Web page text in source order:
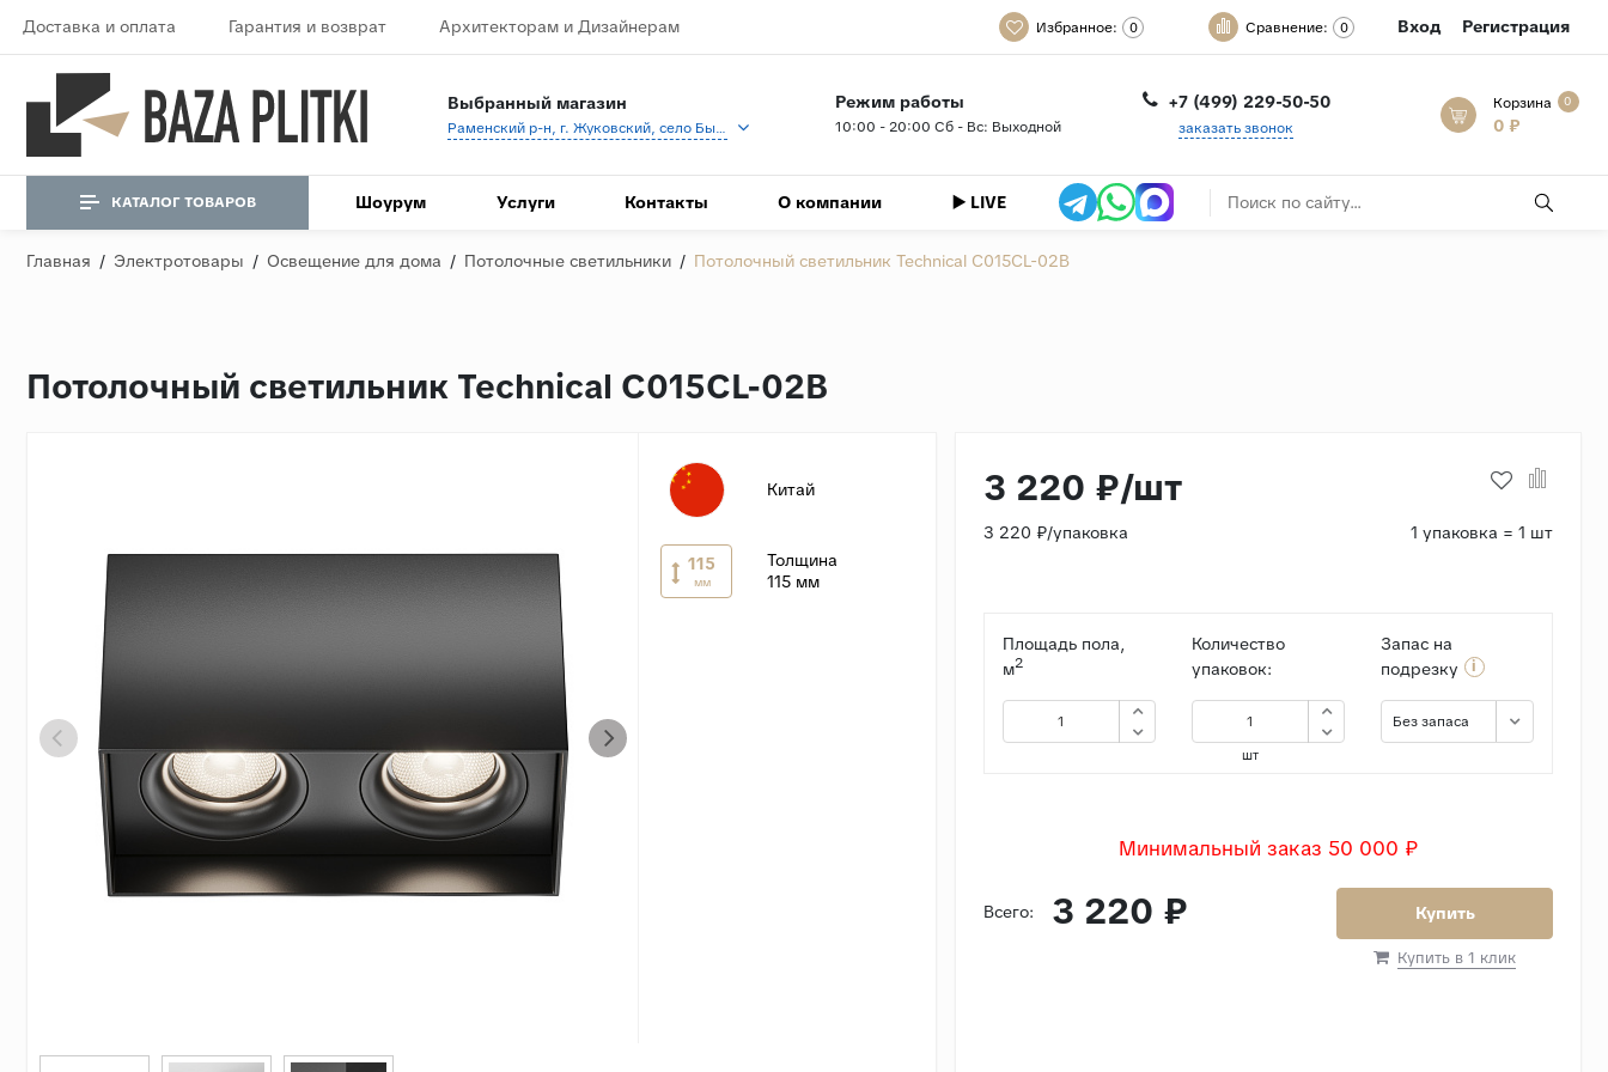
Доставка и оплата Гарантия и возврат Архитекторам и Дизайнерам Избранное: 0 Сравнение: 0 Вход Регистрация
Выбранный магазин
Раменский р-н, г. Жуковский, село Быково, кп Спартак, Береговая ул., 1
Режим работы
10:00 - 20:00 Сб - Вс: Выходной
+7 (499) 229-50-50
заказать звонок
Корзина 0
0 ₽
КАТАЛОГ ТОВАРОВ Шоурум Услуги Контакты О компании ▶️ LIVE
Главная / Электротовары / Освещение для дома / Потолочные светильники / Потолочный светильник Technical C015CL-02B
Потолочный светильник Technical C015CL-02B
Китай
115
мм
Толщина
115 мм
3 220 ₽/шт
3 220 ₽/упаковка 1 упаковка = 1 шт
Площадь пола,
м2
Количество
упаковок:
шт
Запас на
подрезку
i
Без запаса
Минимальный заказ 50 000 ₽
Всего: 3 220 ₽ Купить
Купить в 1 клик